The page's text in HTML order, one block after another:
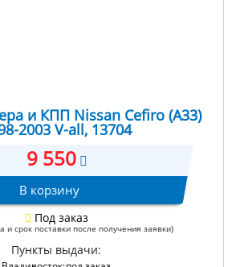
и КПП Nissan Cefiro (A33)
2003 V-all, 13704
9 550
В корзину
Под заказ
и срок поставки после получения заявки)
Пункты выдачи: